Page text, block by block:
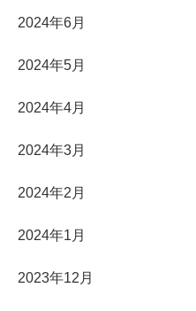
2024年6月
2024年5月
2024年4月
2024年3月
2024年2月
2024年1月
2023年12月